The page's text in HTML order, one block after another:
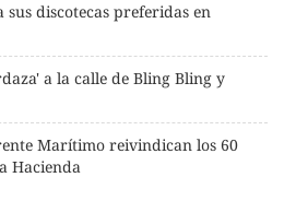
sus discotecas preferidas en
a la calle de Bling Bling y
Marítimo reivindican los 60
Hacienda